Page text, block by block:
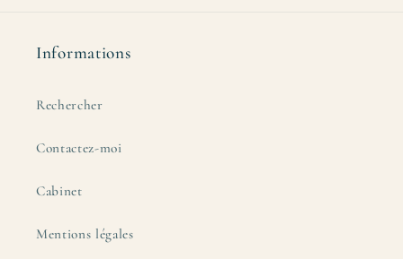
Informations
Rechercher
Contactez-moi
Cabinet
Mentions légales